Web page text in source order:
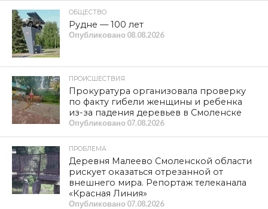
ОБЩЕСТВО
Рудне — 100 лет
Опубликовано 08.08.2026
ПРОИСШЕСТВИЯ
Прокуратура организовала проверку
по факту гибели женщины и ребенка
из-за падения деревьев в Смоленске
Опубликовано 07.08.2026
ПРОБЛЕМА
Деревня Малеево Смоленской области
рискует оказаться отрезанной от
внешнего мира. Репортаж телеканала
«Красная Линия»
Опубликовано 07.08.2026